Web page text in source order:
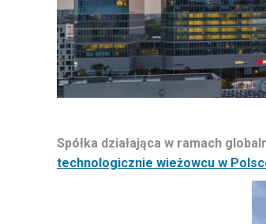
Spółka działająca w ramach
technologicznie wieżowcu w